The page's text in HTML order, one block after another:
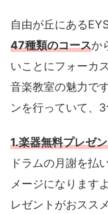
自由が丘にある
47種類のコースか
いことにフォーカ
音楽教室の魅力で
ンを行っていて、
1.楽器無料プレゼ
ドラムの月謝を払
メージになります
レゼントがおスス